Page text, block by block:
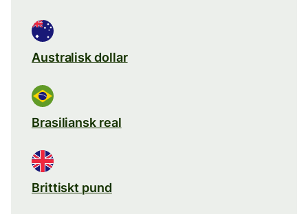
Australisk dollar
Brasiliansk real
Brittiskt pund